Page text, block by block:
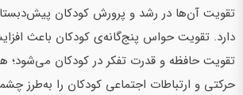
تقویت آن‌ها در رشد و پرورش کودکان
دارد. تقویت حواس پنج‌گانه‌ی کودکان باعث
تقویت حافظه و قدرت تفکر در کودکان می‌شود؛
حرکتی و ارتباطات اجتماعی کودکان را به‌طرز